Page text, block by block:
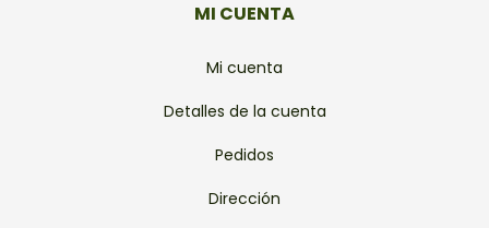
MI CUENTA
Mi cuenta
Detalles de la cuenta
Pedidos
Dirección